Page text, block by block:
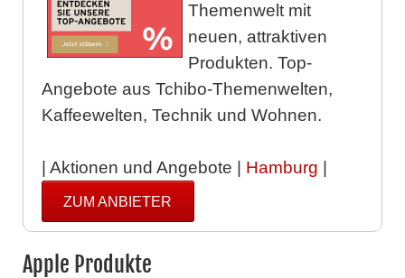
Themenwelt mit
neuen, attraktiven
Produkten. Top-
Angebote aus Tchibo-Themenwelten,
Kaffeewelten, Technik und Wohnen.
| Aktionen und Angebote | Hamburg
ZUM ANBIETER
Apple Produkte